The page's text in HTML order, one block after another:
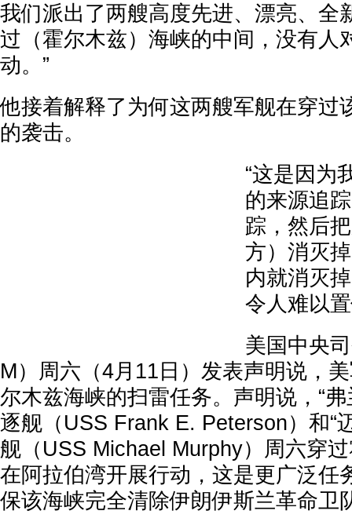
我们派出了两艘高度先进、漂亮、全
过（霍尔木兹）海峡的中间，没有人
动。”
他接着解释了为何这两艘军舰在穿过
的袭击。
“这是因为
的来源追
踪，然后
方）消灭
内就消灭
令人难以
美国中央
M）周六（4月11日）发表声明说，
尔木兹海峡的扫雷任务。声明说，“弗
逐舰（USS Frank E. Peterson）和“
舰（USS Michael Murphy）周六穿
在阿拉伯湾开展行动，这是更广泛任
保该海峡完全清除伊朗伊斯兰革命卫